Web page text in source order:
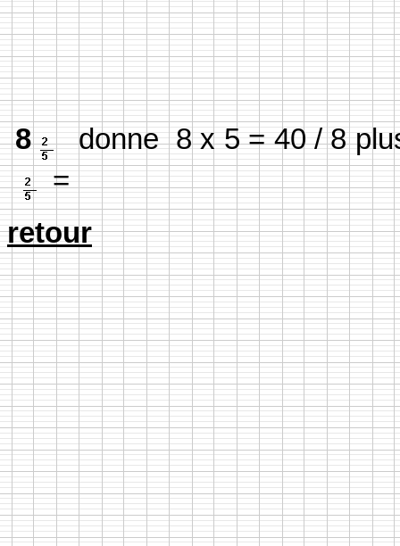
8
donne 8 x 5 = 40 / 8
=
retour